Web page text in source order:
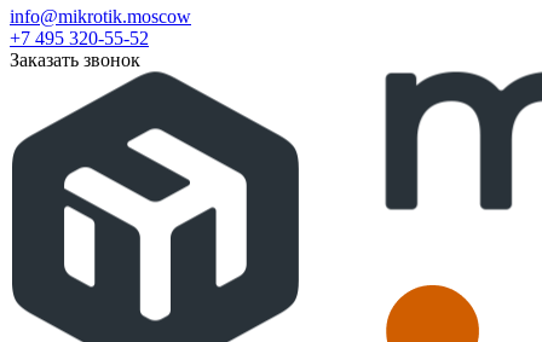
info@mikrotik.moscow
+7 495 320-55-52
Заказать звонок